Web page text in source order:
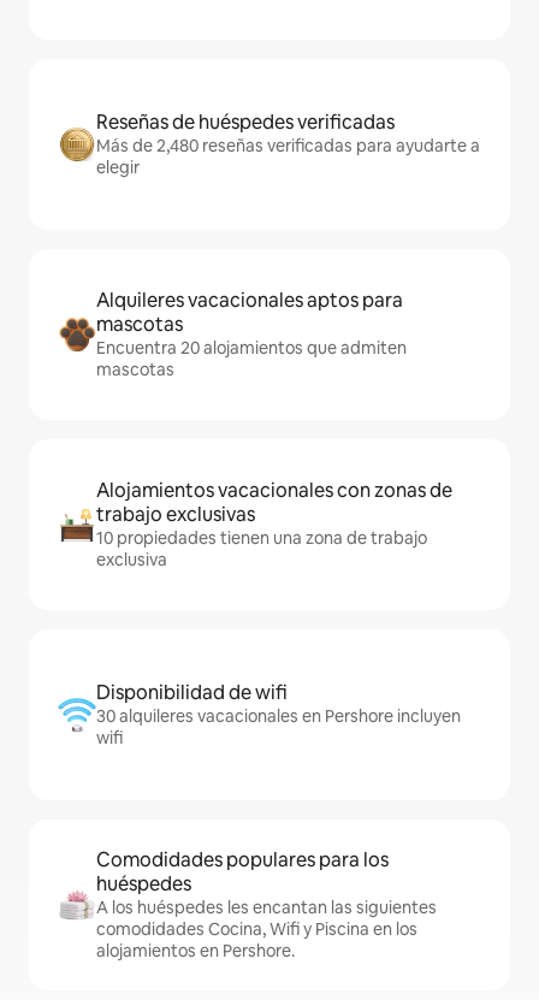
Reseñas de huéspedes verificadas
Más de 2,480 reseñas verificadas para ayudarte a
elegir
Alquileres vacacionales aptos para
mascotas
Encuentra 20 alojamientos que admiten
mascotas
Alojamientos vacacionales con zonas de
trabajo exclusivas
10 propiedades tienen una zona de trabajo
exclusiva
Disponibilidad de wifi
30 alquileres vacacionales en Pershore incluyen
wifi
Comodidades populares para los
huéspedes
A los huéspedes les encantan las siguientes
comodidades Cocina, Wifi y Piscina en los
alojamientos en Pershore.